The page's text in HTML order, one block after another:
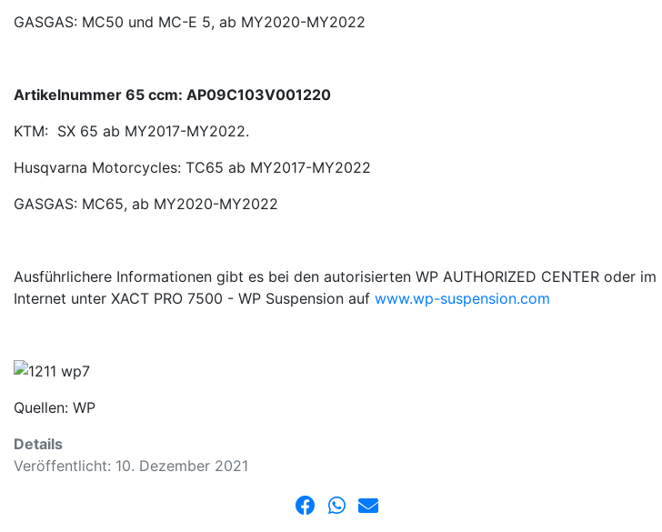
GASGAS: MC50 und MC-E 5, ab MY2020-MY2022
Artikelnummer 65 ccm: AP09C103V001220
KTM: SX 65 ab MY2017-MY2022.
Husqvarna Motorcycles: TC65 ab MY2017-MY2022
GASGAS: MC65, ab MY2020-MY2022
Ausführlichere Informationen gibt es bei den autorisierten WP AUTHORIZED CENTER oder im
Internet unter XACT PRO 7500 - WP Suspension auf www.wp-suspension.com
Quellen: WP
Details
Veröffentlicht: 10. Dezember 2021